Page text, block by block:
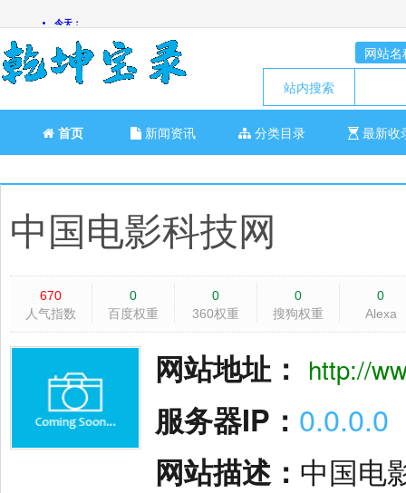
网站名
站内搜索
首页 新闻资讯 分类目录 最新收
中国电影科技网
670
人气指数
0
百度权重
0
360权重
0
搜狗权重
0
Alexa
网站地址： http://
服务器IP： 0.0.0.0
网站描述： 中国电